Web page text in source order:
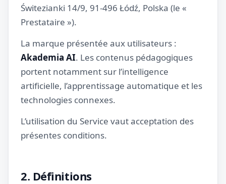
Świtezianki 14/9, 91-496 Łódź, Polska (le «
Prestataire »).
La marque présentée aux utilisateurs :
Akademia AI. Les contenus pédagogiques
portent notamment sur l’intelligence
artificielle, l’apprentissage automatique et les
technologies connexes.
L’utilisation du Service vaut acceptation des
présentes conditions.
2. Définitions